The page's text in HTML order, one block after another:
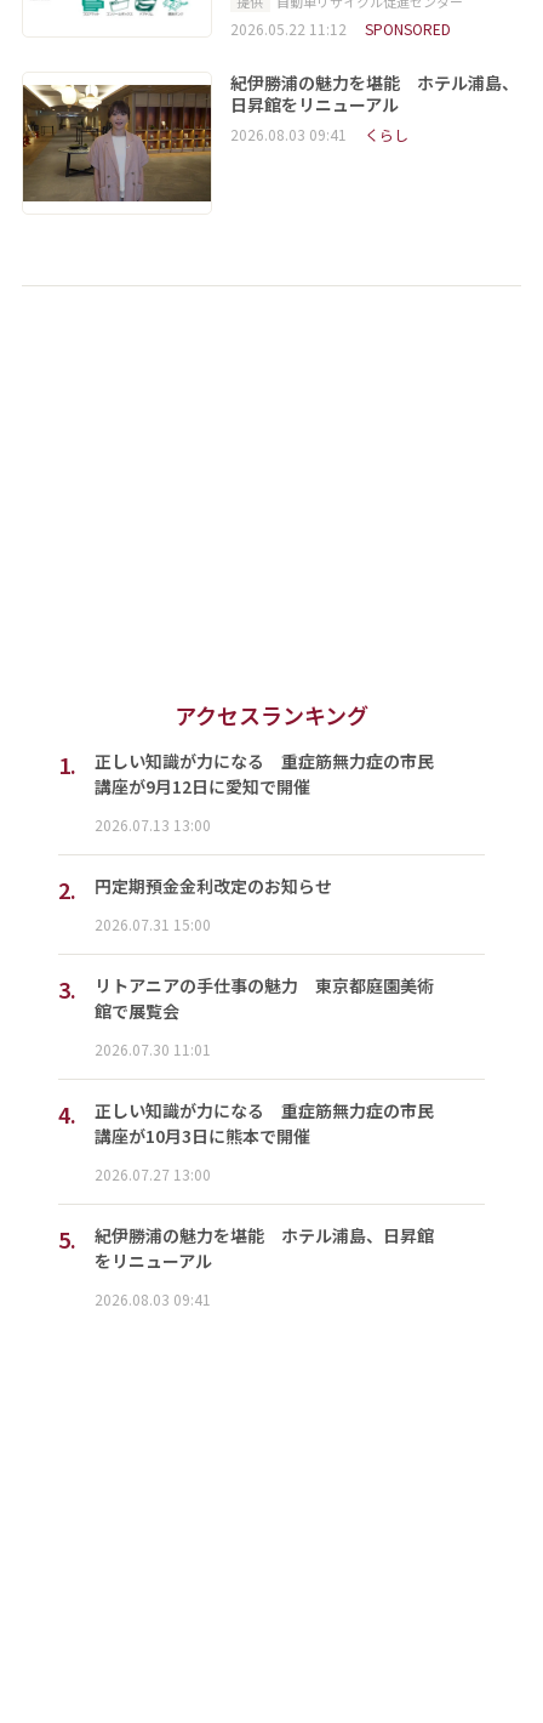
2026.05.22 11:12 SPONSORED
紀伊勝浦の魅力を堪能 ホテル浦島、
日昇館をリニューアル
2026.08.03 09:41 くらし
アクセスランキング
1.
正しい知識が力になる 重症筋無力症の市民
講座が9月12日に愛知で開催
2026.07.13 13:00
2. 円定期預金金利改定のお知らせ
2026.07.31 15:00
3.
リトアニアの手仕事の魅力 東京都庭園美術
館で展覧会
2026.07.30 11:01
4.
正しい知識が力になる 重症筋無力症の市民
講座が10月3日に熊本で開催
2026.07.27 13:00
5.
紀伊勝浦の魅力を堪能 ホテル浦島、日昇館
をリニューアル
2026.08.03 09:41